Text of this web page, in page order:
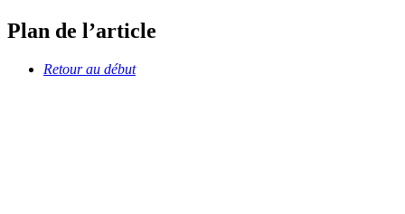
Plan de l’article
Retour au début